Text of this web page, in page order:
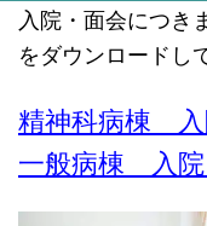
入院・面会につき
をダウンロードし
精神科病棟 入
一般病棟 入院